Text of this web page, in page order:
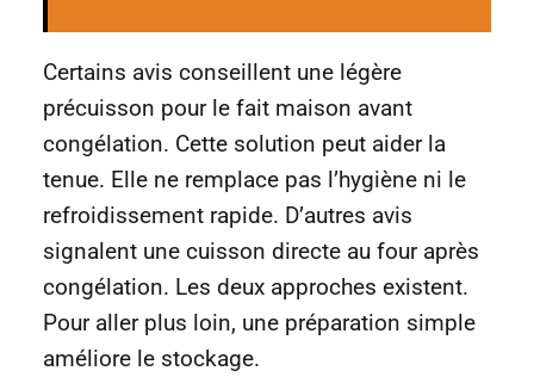
Certains avis conseillent une légère
précuisson pour le fait maison avant
congélation. Cette solution peut aider la
tenue. Elle ne remplace pas l’hygiène ni le
refroidissement rapide. D’autres avis
signalent une cuisson directe au four après
congélation. Les deux approches existent.
Pour aller plus loin, une préparation simple
améliore le stockage.